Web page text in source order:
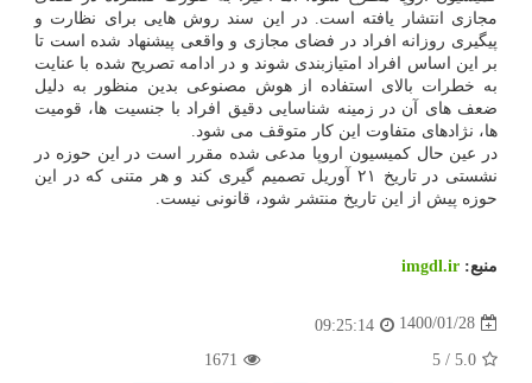
مجازی انتشار یافته است. در این سند روش هایی برای نظارت و
پیگیری روزانه افراد در فضای مجازی و واقعی پیشنهاد شده است تا
بر این اساس افراد امتیازبندی شوند و در ادامه تصریح شده با عنایت
به خطرات بالای استفاده از هوش مصنوعی بدین منظور به دلیل
ضعف های آن در زمینه شناسایی دقیق افراد با جنسیت ها، قومیت
ها، نژادهای متفاوت این کار متوقف می شود.
در عین حال کمیسیون اروپا مدعی شده مقرر است در این حوزه در
نشستی در تاریخ ۲۱ آوریل تصمیم گیری کند و هر متنی که در این
حوزه پیش از این تاریخ منتشر شود، قانونی نیست.
منبع: imgdl.ir
1400/01/28
09:25:14
5.0
/
5
1671